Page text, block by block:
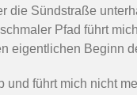
die Sündstraße
Pfad führt
eigentlichen Beginn
und führt mich nicht